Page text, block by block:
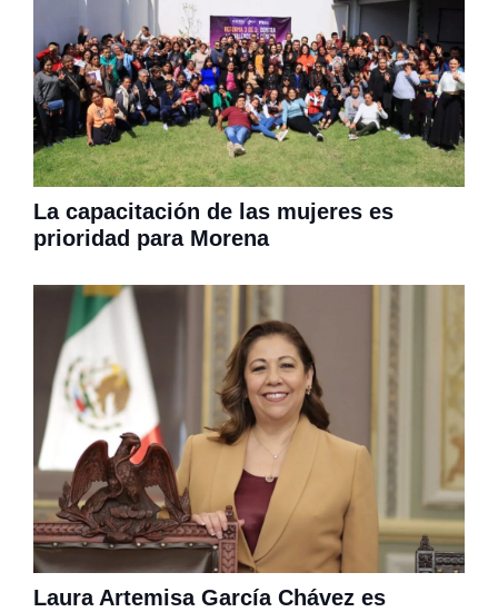
La capacitación de las mujeres es
prioridad para Morena
Laura Artemisa García Chávez es